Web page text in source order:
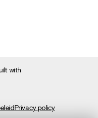
with
Privacy policy